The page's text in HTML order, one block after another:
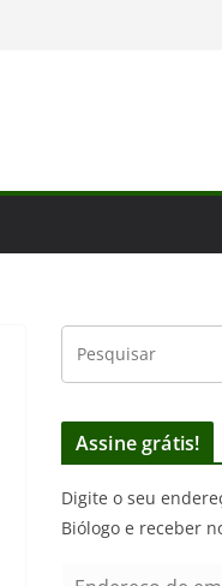
Assine grátis!
Digite o seu
Biólogo e receber